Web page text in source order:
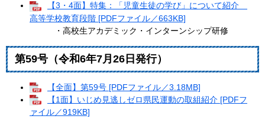
【3・4面】特集：「児童生徒の学び」について紹介
高等学校教育段階 [PDFファイル／663KB]
・高校生アカデミック・インターンシップ研修
第59号（令和6年7月26日発行）
【全面】第59号 [PDFファイル／3.18MB]
【1面】いじめ見逃しゼロ県民運動の取組紹介 [PDFフ
ァイル／919KB]